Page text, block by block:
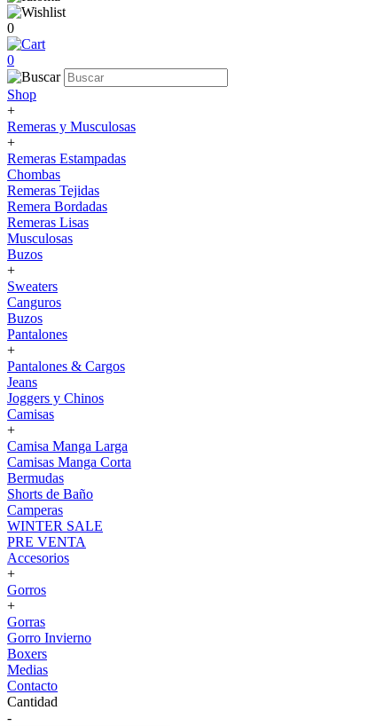
0
0
Shop
+
Remeras y Musculosas
+
Remeras Estampadas
Chombas
Remeras Tejidas
Remera Bordadas
Remeras Lisas
Musculosas
Buzos
+
Sweaters
Canguros
Buzos
Pantalones
+
Pantalones & Cargos
Jeans
Joggers y Chinos
Camisas
+
Camisa Manga Larga
Camisas Manga Corta
Bermudas
Shorts de Baño
Camperas
WINTER SALE
PRE VENTA
Accesorios
+
Gorros
+
Gorras
Gorro Invierno
Boxers
Medias
Contacto
Cantidad
-